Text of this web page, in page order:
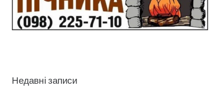
Недавні записи